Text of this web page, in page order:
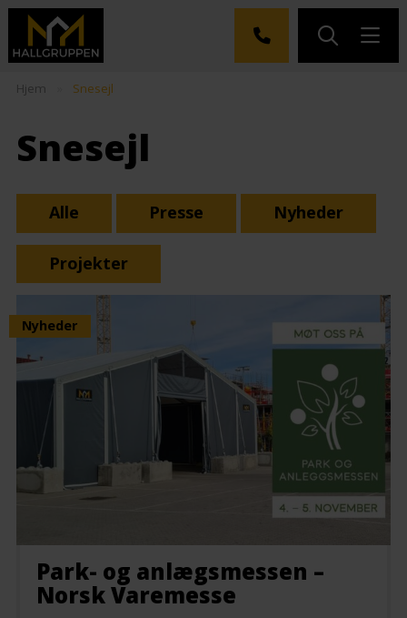
Hjem Snesejl
Snesejl
Alle Presse Nyheder
Projekter
Nyheder
Park- og anlægsmessen –
Norsk Varemesse